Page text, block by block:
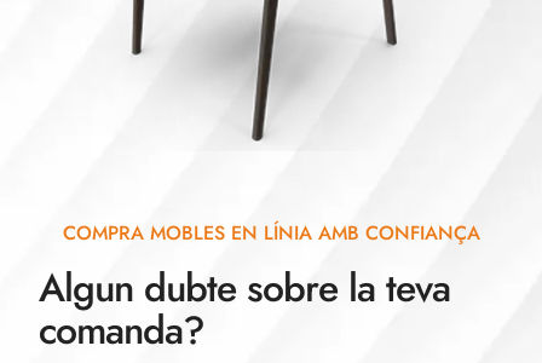
COMPRA MOBLES EN LÍNIA AMB CONFIANÇA
Algun dubte sobre la teva
comanda?